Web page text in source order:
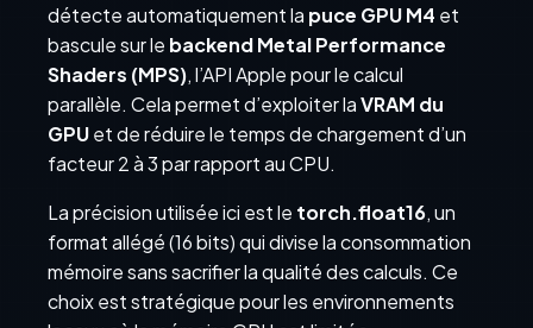
détecte automatiquement la puce GPU M4 et
bascule sur le backend Metal Performance
Shaders (MPS), l’API Apple pour le calcul
parallèle. Cela permet d’exploiter laVRAM du
GPUet de réduire le temps de chargement d’un
facteur 2 à 3 par rapport au CPU.
La précision utilisée ici est le torch.float16, un
format allégé (16 bits) qui divise la consommation
mémoire sans sacrifier la qualité des calculs. Ce
choix est stratégique pour les environnements